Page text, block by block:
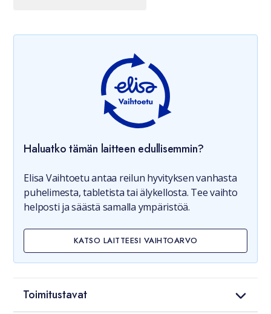
Haluatko tämän laitteen edullisemmin?
Elisa Vaihtoetu antaa reilun hyvityksen vanhasta
puhelimesta, tabletista tai älykellosta. Tee vaihto
helposti ja säästä samalla ympäristöä.
KATSO LAITTEESI VAIHTOARVO
Toimitustavat